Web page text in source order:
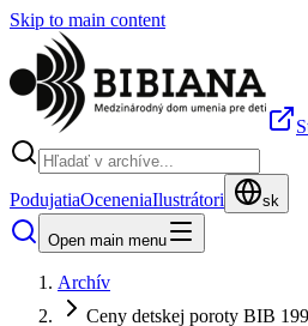
Skip to main content
PodujatiaOceneniaIlustrátori sk
Open main menu
Archív
Ceny detskej poroty BIB